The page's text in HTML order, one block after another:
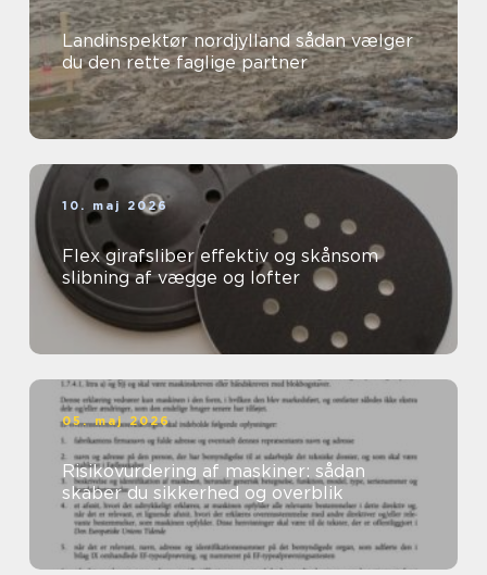
Landinspektør nordjylland sådan vælger
du den rette faglige partner
10. maj 2026
Flex girafsliber effektiv og skånsom
slibning af vægge og lofter
05. maj 2026
Risikovurdering af maskiner: sådan
skaber du sikkerhed og overblik